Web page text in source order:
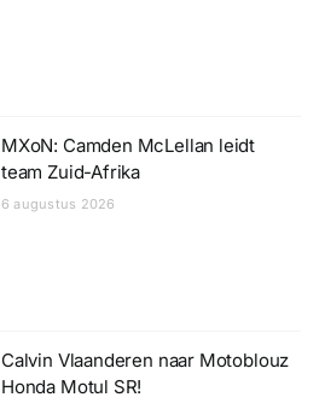
MXoN: Camden McLellan leidt
team Zuid-Afrika
6 augustus 2026
Calvin Vlaanderen naar Motoblouz
Honda Motul SR!